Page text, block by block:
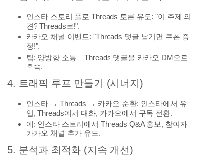
인스타 스토리 폴로 Threads 토론 유도: "이 주제 의
견? Threads로!".
카카오 채널 이벤트: "Threads 댓글 남기면 쿠폰 증
정!".
팁: 양방향 소통 – Threads 댓글을 카카오 DM으로
후속.
4. 트래픽 루프 만들기 (시너지)
인스타 → Threads → 카카오 순환: 인스타에서 유
입, Threads에서 대화, 카카오에서 구독 전환.
예: 인스타 스토리에서 Threads Q&A 홍보, 참여자
카카오 채널 추가 유도.
5. 분석과 최적화 (지속 개선)